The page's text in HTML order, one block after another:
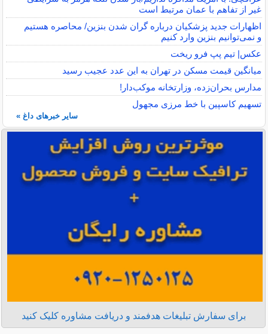
غیر از تفاهم با عمان مرتبط است
اظهارات جدید پزشکیان درباره گران شدن بنزین/ محاصره هستیم
و نمی‌توانیم بنزین وارد کنیم
عکس| تیم پپ فرو ریخت
میانگین قیمت مسکن در تهران به این عدد عجیب رسید
مدارس بحران‌زده، وزارتخانه موکب‌دار!
تسهیم کاسپین با خط مرزی مجهول
سایر خبرهای داغ »
برای سفارش تبلیغات هدفمند و دریافت مشاوره کلیک کنید